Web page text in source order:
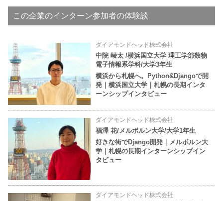
この企業のインターン参加者の体験談
ダイアモンドヘッド株式会社
中院 崚太 /横浜国立大学 理工学部数物
電子情報系学科/大学3年生
横浜から札幌へ。Python&Djangoで開
発｜横浜国立大学｜札幌の長期インタ
ーンシップインタビュー
ダイアモンドヘッド株式会社
福澤 花/メルボルン大学/大学1年生
好きな街でDjango開発｜メルボルン大
学｜札幌の長期インターンシップイン
タビュー
ダイアモンドヘッド株式会社